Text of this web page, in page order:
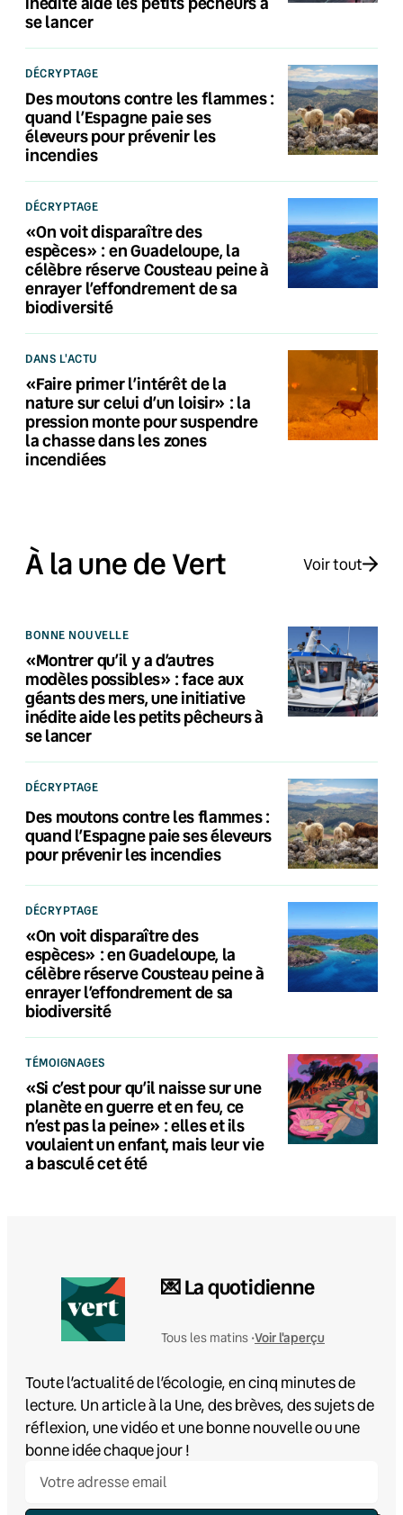
se lancer
DÉCRYPTAGE
Des moutons contre les flammes :
quand l’Espagne paie ses
éleveurs pour prévenir les
incendies
DÉCRYPTAGE
«On voit disparaître des
espèces» : en Guadeloupe, la
célèbre réserve Cousteau peine à
enrayer l’effondrement de sa
biodiversité
DANS L'ACTU
«Faire primer l’intérêt de la
nature sur celui d’un loisir» : la
pression monte pour suspendre
la chasse dans les zones
incendiées
À la une de Vert Voir tout
BONNE NOUVELLE
«Montrer qu’il y a d’autres
modèles possibles» : face aux
géants des mers, une initiative
inédite aide les petits pêcheurs à
se lancer
DÉCRYPTAGE
Des moutons contre les flammes :
quand l’Espagne paie ses éleveurs
pour prévenir les incendies
DÉCRYPTAGE
«On voit disparaître des
espèces» : en Guadeloupe, la
célèbre réserve Cousteau peine à
enrayer l’effondrement de sa
biodiversité
TÉMOIGNAGES
«Si c’est pour qu’il naisse sur une
planète en guerre et en feu, ce
n’est pas la peine» : elles et ils
voulaient un enfant, mais leur vie
a basculé cet été
💌 La quotidienne
Tous les matins •Voir l'aperçu
Toute l’actualité de l’écologie, en cinq minutes de
lecture. Un article à la Une, des brèves, des sujets de
réflexion, une vidéo et une bonne nouvelle ou une
bonne idée chaque jour !